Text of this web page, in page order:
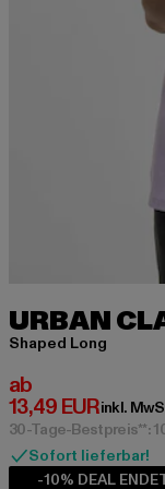
URBAN
Shaped Long
ab
13,49 EUR
Derzeitiger Preis:
inkl.
30-Tage-Bestpreis**:
Sofort lieferbar!
-10% DEAL